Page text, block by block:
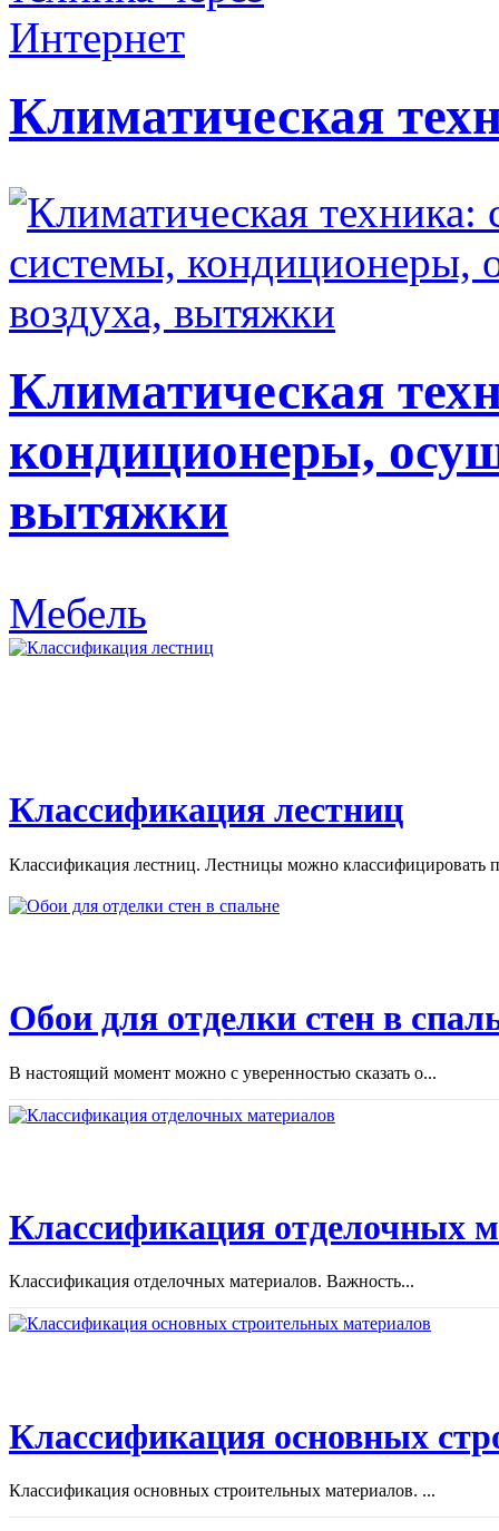
Климатическая
Климатическая
кондиционеры,
вытяжки
Мебель
Классификация лестниц
Классификация лестниц. Лестницы можно классифицировать
Обои для отделки стен в
В настоящий момент можно с уверенностью сказать о...
Классификация отделочных
Классификация отделочных материалов. Важность...
Классификация основных
Классификация основных строительных материалов. ...